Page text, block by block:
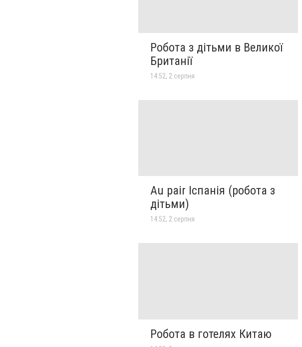
Робота з дітьми в Великої
Британії
14:52, 2 серпня
Au pair Іспанія (робота з
дітьми)
14:52, 2 серпня
Робота в готелях Китаю